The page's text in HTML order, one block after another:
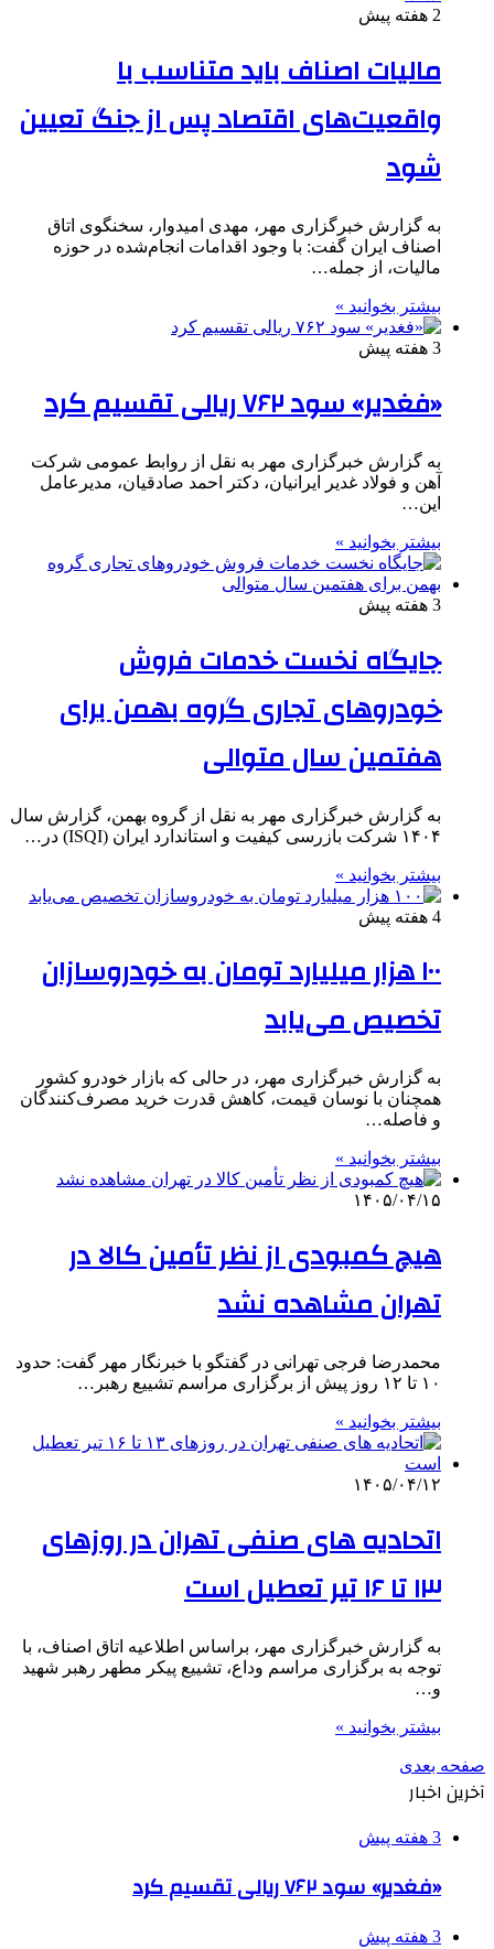
2 هفته پیش
مالیات اصناف باید متناسب با
واقعیت‌های اقتصاد پس از جنگ تعیین
شود
به گزارش خبرگزاری مهر، مهدی امیدوار، سخنگوی اتاق
اصناف ایران گفت: با وجود اقدامات انجام‌شده در حوزه
مالیات، از جمله…
بیشتر بخوانید »
3 هفته پیش
«فغدیر» سود ۷۶۲ ریالی تقسیم کرد
به گزارش خبرگزاری مهر به نقل از روابط عمومی شرکت
آهن و فولاد غدیر ایرانیان، دکتر احمد صادقیان، مدیرعامل
این…
بیشتر بخوانید »
3 هفته پیش
جایگاه نخست خدمات فروش
خودروهای تجاری گروه بهمن برای
هفتمین سال متوالی
به گزارش خبرگزاری مهر به نقل از گروه بهمن، گزارش سال
۱۴۰۴ شرکت بازرسی کیفیت و استاندارد ایران (ISQI) در…
بیشتر بخوانید »
4 هفته پیش
۱۰۰ هزار میلیارد تومان به خودروسازان
تخصیص می‌یابد
به گزارش خبرگزاری مهر، در حالی که بازار خودرو کشور
همچنان با نوسان قیمت، کاهش قدرت خرید مصرف‌کنندگان
و فاصله…
بیشتر بخوانید »
۱۴۰۵/۰۴/۱۵
هیچ کمبودی از نظر تأمین کالا در
تهران مشاهده نشد
محمدرضا فرجی تهرانی در گفتگو با خبرنگار مهر گفت: حدود
۱۰ تا ۱۲ روز پیش از برگزاری مراسم تشییع رهبر…
بیشتر بخوانید »
۱۴۰۵/۰۴/۱۲
اتحادیه های صنفی تهران در روزهای
۱۳ تا ۱۶ تیر تعطیل است
به گزارش خبرگزاری مهر، براساس اطلاعیه اتاق اصناف، با
توجه به برگزاری مراسم وداع، تشییع پیکر مطهر رهبر شهید
و…
بیشتر بخوانید »
صفحه بعدی
آخرین اخبار
3 هفته پیش
«فغدیر» سود ۷۶۲ ریالی تقسیم کرد
3 هفته پیش